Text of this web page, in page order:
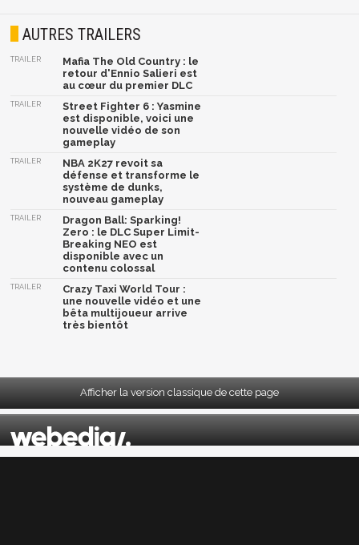
AUTRES TRAILERS
TRAILER
Mafia The Old Country : le
retour d'Ennio Salieri est
au cœur du premier DLC
TRAILER
Street Fighter 6 : Yasmine
est disponible, voici une
nouvelle vidéo de son
gameplay
TRAILER
NBA 2K27 revoit sa
défense et transforme le
système de dunks,
nouveau gameplay
TRAILER
Dragon Ball: Sparking!
Zero : le DLC Super Limit-
Breaking NEO est
disponible avec un
contenu colossal
TRAILER
Crazy Taxi World Tour :
une nouvelle vidéo et une
bêta multijoueur arrive
très bientôt
Afficher la version classique de cette page